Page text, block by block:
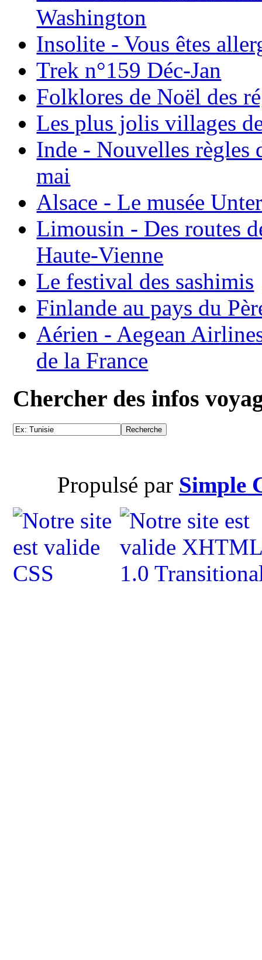
Washington
Insolite - Vous êtes
Trek n°159 Déc-Jan
Folklores de Noël des
Les plus jolis villages
Inde - Nouvelles règles
mai
Alsace - Le musée
Limousin - Des routes
Haute-Vienne
Le festival des sashimis
Finlande au pays du
Aérien - Aegean
de la France
Chercher des infos
Propulsé par Simple